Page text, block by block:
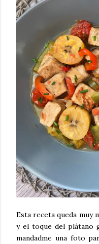
Esta receta queda muy
y el toque del plátano
mandadme una foto